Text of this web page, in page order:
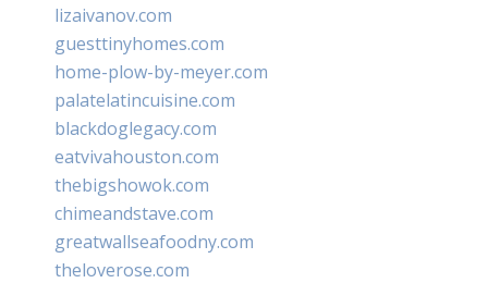
lizaivanov.com
guesttinyhomes.com
home-plow-by-meyer.com
palatelatincuisine.com
blackdoglegacy.com
eatvivahouston.com
thebigshowok.com
chimeandstave.com
greatwallseafoodny.com
theloverose.com